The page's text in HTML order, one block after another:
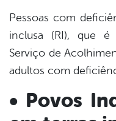
Pessoas com
inclusa (RI), que é
Serviço de
adultos com
• Povos